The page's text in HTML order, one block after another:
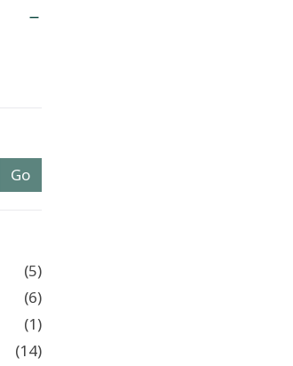
Go
(5)
(6)
(1)
(14)